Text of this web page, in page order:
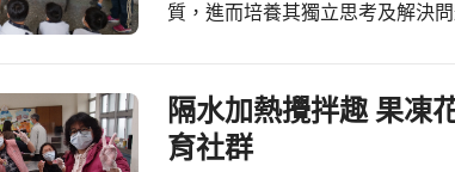
質，進而培養其獨立思考及解決
的宣導，希望大家落實走廊不奔
提升全班英語成績，於是他們透
方式，大幅地提升了全班的學習
隔水加熱攪拌趣 果凍
育社群